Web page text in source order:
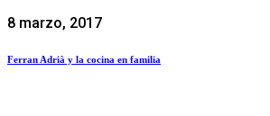
8 marzo, 2017
Ferran Adrià y la cocina en familia